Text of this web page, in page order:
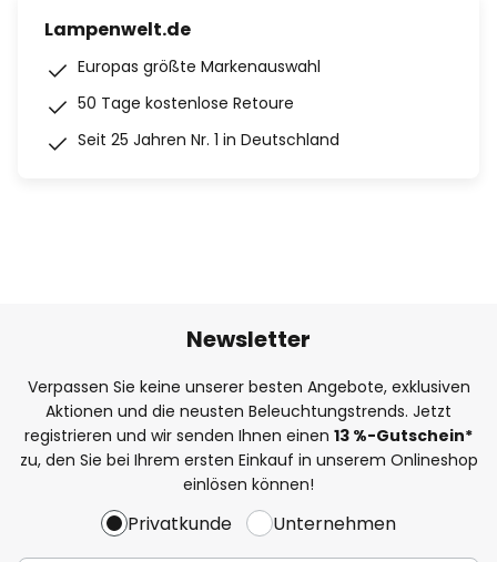
Lampenwelt.de
Europas größte Markenauswahl
50 Tage kostenlose Retoure
Seit 25 Jahren Nr. 1 in Deutschland
Newsletter
Verpassen Sie keine unserer besten Angebote, exklusiven
Aktionen und die neusten Beleuchtungstrends. Jetzt
registrieren und wir senden Ihnen einen 13 %-Gutschein*
zu, den Sie bei Ihrem ersten Einkauf in unserem Onlineshop
einlösen können!
Privatkunde Unternehmen